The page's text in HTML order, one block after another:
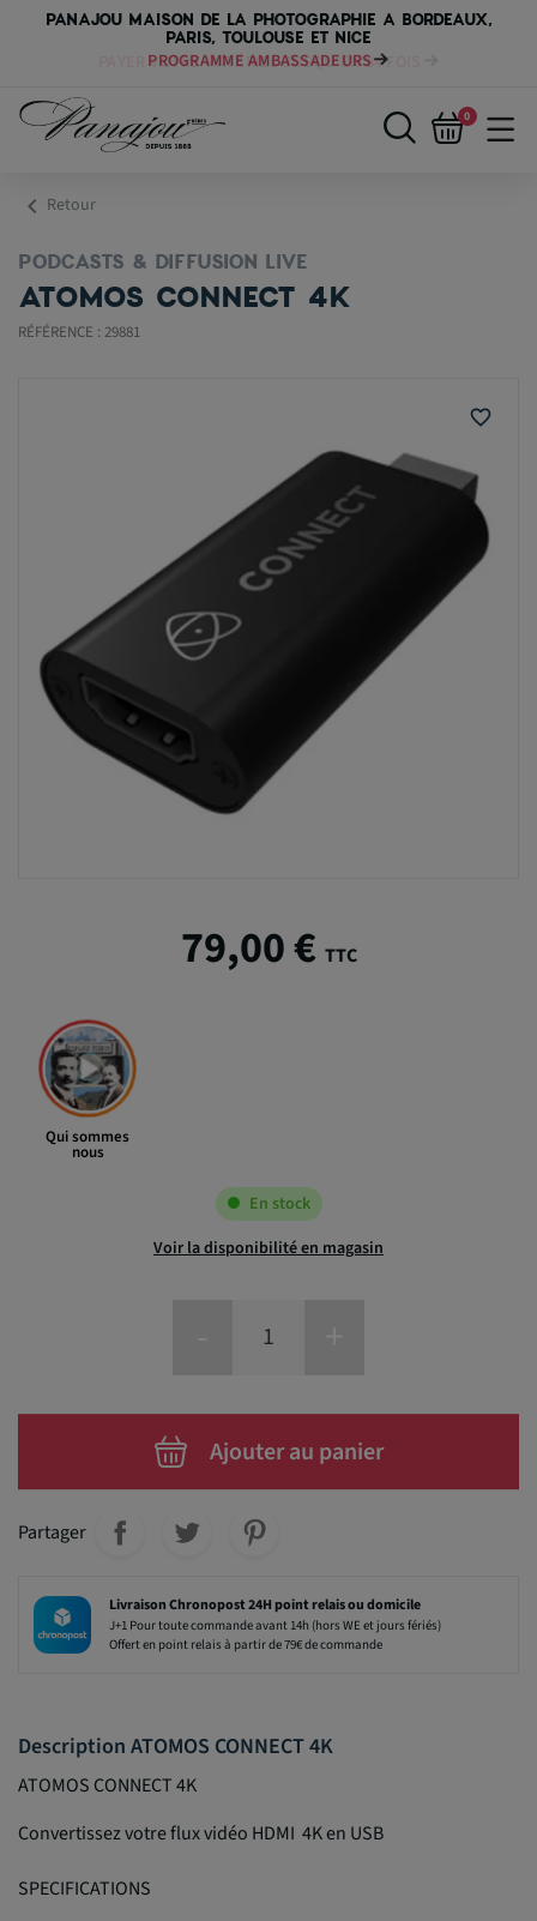
PANAJOU MAISON DE LA PHOTOGRAPHIE A BORDEAUX,
PARIS, TOULOUSE ET NICE
PAYER VOTRE MATÉRIEL JUSQU'EN 84 FOIS
0
chevron_left Retour
PODCASTS & DIFFUSION LIVE
ATOMOS CONNECT 4K
RÉFÉRENCE : 29881
favorite_border
79,00 € TTC
Qui sommes
nous
En stock
Voir la disponibilité en magasin
Ajouter au panier
Partager
Livraison Chronopost 24H point relais ou domicile
J+1 Pour toute commande avant 14h (hors WE et jours fériés)
Offert en point relais à partir de 79€ de commande
Description ATOMOS CONNECT 4K
ATOMOS CONNECT 4K
Convertissez votre flux vidéo HDMI 4K en USB
SPECIFICATIONS